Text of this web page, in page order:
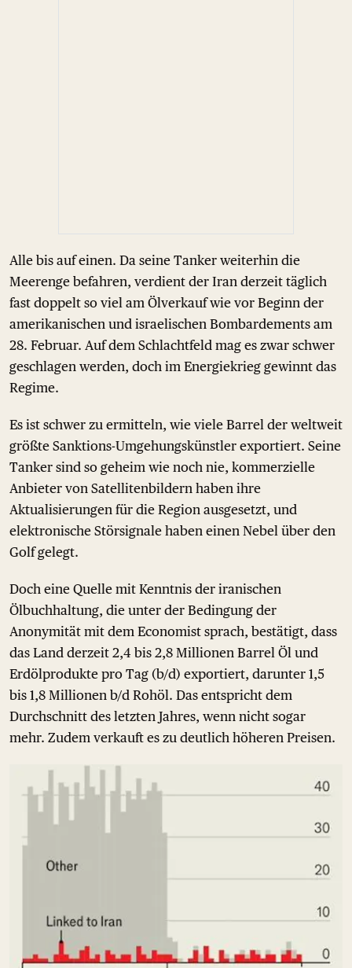
Alle bis auf einen. Da seine Tanker weiterhin die
Meerenge befahren, verdient der Iran derzeit täglich
fast doppelt so viel am Ölverkauf wie vor Beginn der
amerikanischen und israelischen Bombardements am
28. Februar. Auf dem Schlachtfeld mag es zwar schwer
geschlagen werden, doch im Energiekrieg gewinnt das
Regime.
Es ist schwer zu ermitteln, wie viele Barrel der weltweit
größte Sanktions-Umgehungskünstler exportiert. Seine
Tanker sind so geheim wie noch nie, kommerzielle
Anbieter von Satellitenbildern haben ihre
Aktualisierungen für die Region ausgesetzt, und
elektronische Störsignale haben einen Nebel über den
Golf gelegt.
Doch eine Quelle mit Kenntnis der iranischen
Ölbuchhaltung, die unter der Bedingung der
Anonymität mit dem Economist sprach, bestätigt, dass
das Land derzeit 2,4 bis 2,8 Millionen Barrel Öl und
Erdölprodukte pro Tag (b/d) exportiert, darunter 1,5
bis 1,8 Millionen b/d Rohöl. Das entspricht dem
Durchschnitt des letzten Jahres, wenn nicht sogar
mehr. Zudem verkauft es zu deutlich höheren Preisen.